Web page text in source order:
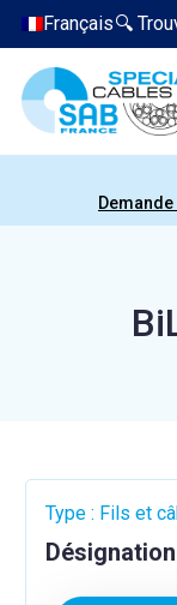
🔍
Français
Type : Fils et